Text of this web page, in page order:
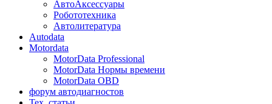
АвтоАксессуары
Робототехника
Автолитература
Autodata
Motordata
MotorData Professional
MotorData Нормы времени
MotorData OBD
форум автодиагностов